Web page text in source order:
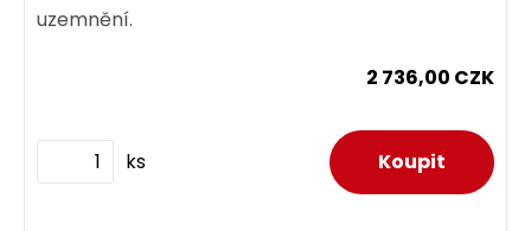
uzemnění.
2 736,00 CZK
ks